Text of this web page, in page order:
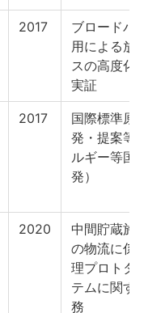
2017
ブロードバン
用による放送
スの高度化に
実証
2017
国際標準原案の
発・提案等（新
ルギー等国際
発）
2020
中間貯蔵施設
の物流に係る情
理プロトタイプ
テムに関する
務